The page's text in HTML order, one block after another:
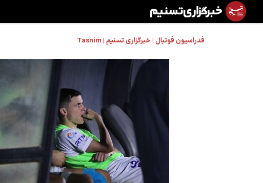
فدراسیون فوتبال | خبرگزاری تسنیم | Tasnim